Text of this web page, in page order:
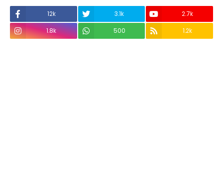
12k 3.1k
2.7k
1.8k
500 1.2k